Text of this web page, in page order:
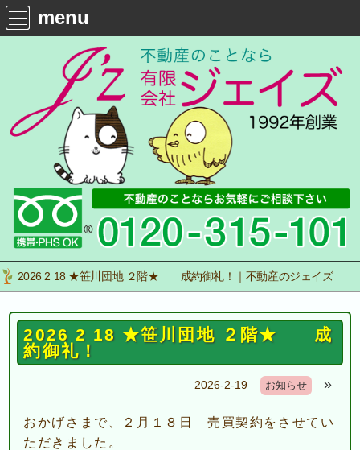
menu
2026 2 18 ★笹川団地 ２階★ 成約御礼！｜不動産のジェイズ
2026 2 18 ★笹川団地 ２階★ 成
約御礼！
2026-2-19 お知らせ »
おかげさまで、２月１８日 売買契約をさせてい
ただきました。